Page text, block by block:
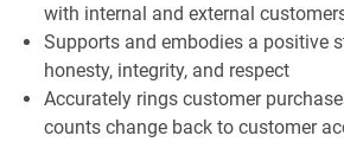
with internal and external
Supports and embodies a positive
honesty, integrity, and respect
Accurately rings customer
counts change back to customer